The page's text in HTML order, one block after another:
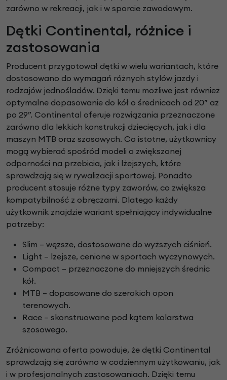
zarówno w rekreacji, jak i w sporcie zawodowym.
Dętki Continental, różnice i
zastosowania
Producent przygotował dętki w wielu wariantach, które
dostosowano do wymagań różnych stylów jazdy i
rodzajów jednośladów. Dzięki temu możliwe jest również
optymalne dopasowanie do kół o średnicach od 20” aż
po 29”. Continental oferuje rozwiązania przeznaczone
zarówno dla lekkich konstrukcji dziecięcych, jak i dla
maszyn MTB oraz szosowych. Co istotne, użytkownicy
mogą wybierać spośród modeli o zwiększonej
odporności na przebicia, jak i lżejszych, które
sprawdzają się w rywalizacji sportowej. Ponadto
producent stosuje różne typy zaworów, co zwiększa
kompatybilność z obręczami. Dlatego każdy
użytkownik znajdzie wariant spełniający indywidualne
potrzeby:
Slim – węższe, dostosowane do wyższych ciśnień.
Light – lżejsze, cenione w sportach wyczynowych.
Compact – przeznaczone do mniejszych średnic
kół.
MTB – dopasowane do szerokich opon
terenowych.
Race – skonstruowane pod kątem kolarstwa
szosowego.
Zróżnicowana oferta powoduje, że dętki Continental
sprawdzają się zarówno w codziennym użytkowaniu, jak
i w profesjonalnych zastosowaniach. Dzięki temu